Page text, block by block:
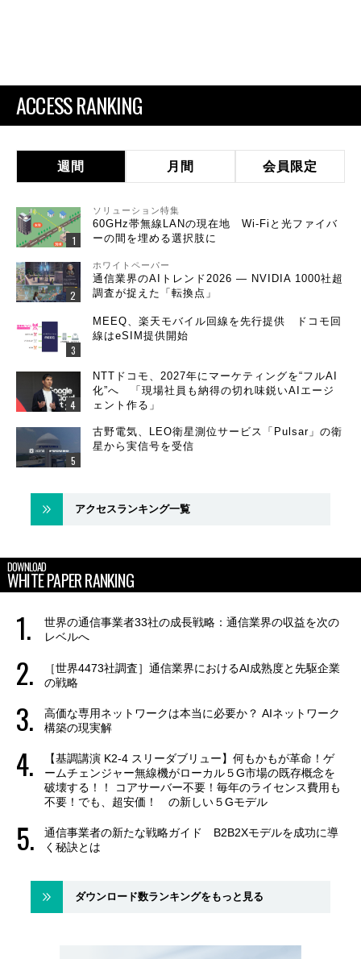
ACCESS RANKING
週間 月間 会員限定
ソリューション特集
60GHz帯無線LANの現在地 Wi-Fiと光ファイバ
ーの間を埋める選択肢に
ホワイトペーパー
通信業界のAIトレンド2026 ― NVIDIA 1000社超
調査が捉えた「転換点」
MEEQ、楽天モバイル回線を先行提供 ドコモ回
線はeSIM提供開始
NTTドコモ、2027年にマーケティングを“フルAI
化”へ 「現場社員も納得の切れ味鋭いAIエージ
ェント作る」
古野電気、LEO衛星測位サービス「Pulsar」の衛
星から実信号を受信
アクセスランキング一覧
DOWNLOAD
WHITE PAPER RANKING
世界の通信事業者33社の成長戦略：通信業界の収益を次の
レベルへ
［世界4473社調査］通信業界におけるAI成熟度と先駆企業
の戦略
高価な専用ネットワークは本当に必要か？ AIネットワーク
構築の現実解
【基調講演 K2-4 スリーダブリュー】何もかもが革命！ゲ
ームチェンジャー無線機がローカル５G市場の既存概念を
破壊する！！ コアサーバー不要！毎年のライセンス費用も
不要！でも、超安価！ の新しい５Gモデル
通信事業者の新たな戦略ガイド B2B2Xモデルを成功に導
く秘訣とは
ダウンロード数ランキングをもっと見る